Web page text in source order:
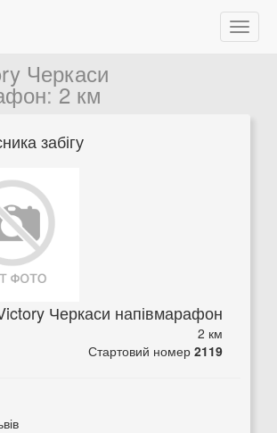
Черкаси
:2 км
забігу
Черкаси напівмарафон
2 км
Стартовий номер 2119